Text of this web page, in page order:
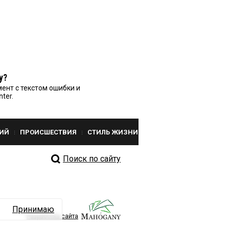
с текстом ошибки и
ПРОИСШЕСТВИЯ СТИЛЬ ЖИЗНИ
Поиск по сайту
Разработка сайта
Принимаю